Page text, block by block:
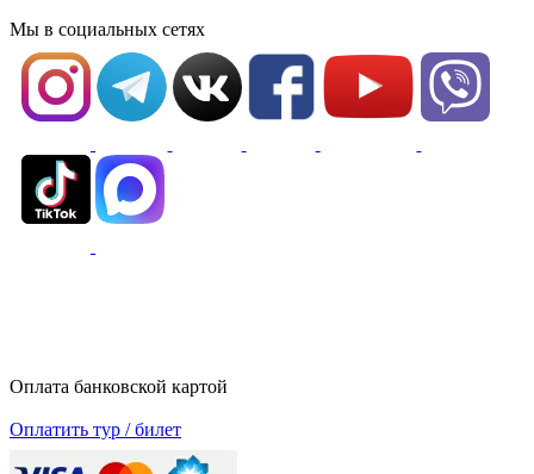
Мы в социальных сетях
Оплата банковской картой
Оплатить тур / билет